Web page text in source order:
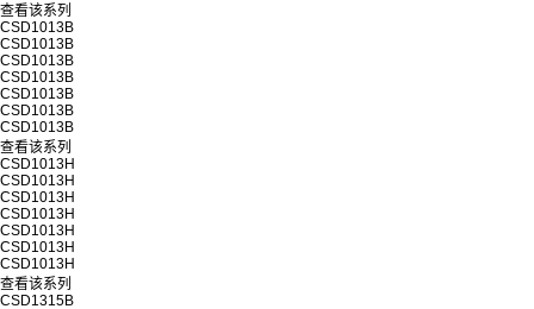
查看该系列
CSD1013B
CSD1013B
CSD1013B
CSD1013B
CSD1013B
CSD1013B
CSD1013B
查看该系列
CSD1013H
CSD1013H
CSD1013H
CSD1013H
CSD1013H
CSD1013H
CSD1013H
查看该系列
CSD1315B